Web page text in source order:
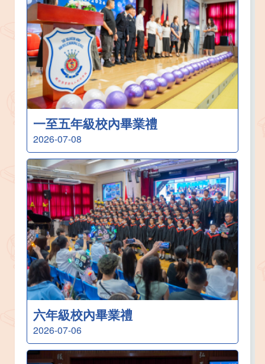
一至五年級校內畢業禮
2026-07-08
六年級校內畢業禮
2026-07-06